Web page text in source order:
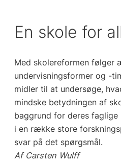
En skole for
Med skolereformen følger
undervisningsformer og -
midler til at undersøge,
mindske betydningen af
baggrund for deres faglige
i en række store
svar på det spørgsmål.
Af Carsten Wulff